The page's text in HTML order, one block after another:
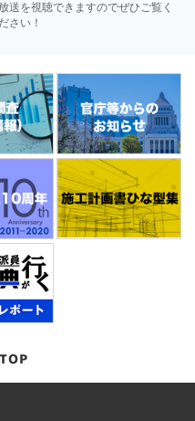
送を視聴できますのでぜひご覧く
ださい！